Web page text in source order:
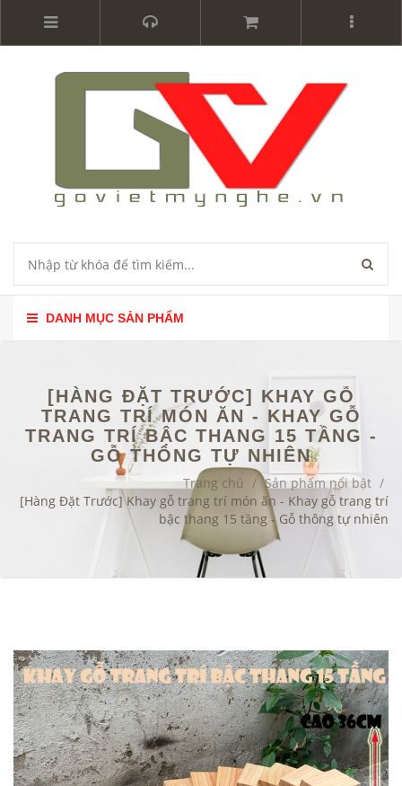
DANH MỤC SẢN PHẨM
[HÀNG ĐẶT TRƯỚC] KHAY GỖ
TRANG TRÍ MÓN ĂN - KHAY GỖ
TRANG TRÍ BẬC THANG 15 TẦNG -
GỖ THÔNG TỰ NHIÊN
Trang chủ / Sản phẩm nổi bật /
[Hàng Đặt Trước] Khay gỗ trang trí món ăn - Khay gỗ trang trí
bậc thang 15 tầng - Gỗ thông tự nhiên